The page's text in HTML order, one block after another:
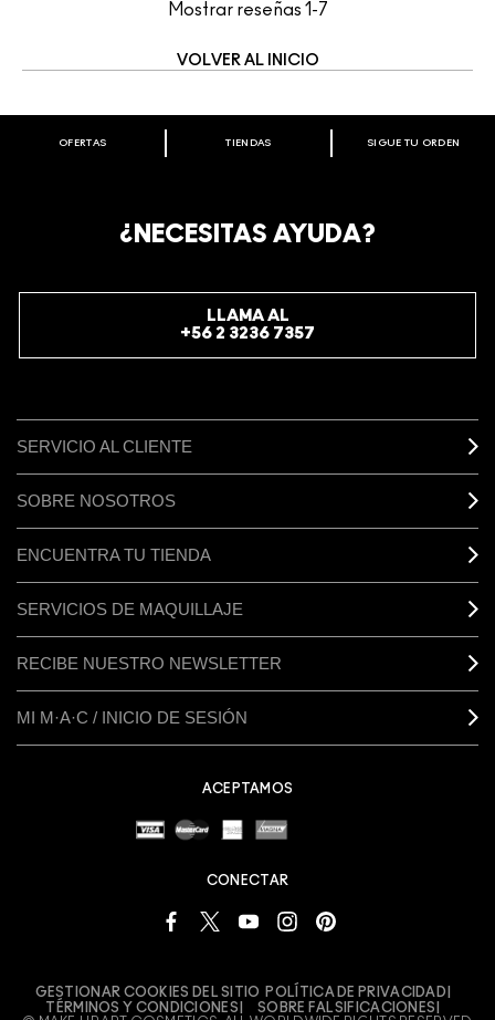
Mostrar reseñas 1-7
VOLVER AL INICIO
BIENVENIDO A M·A·C COSMETICS
REGÍSTRATE AHORA PARA RECIBIR INFORMACIÓN
OFERTAS TIENDAS SIGUE TU ORDEN
¿NECESITAS AYUDA?
LLAMA AL
+56 2 3236 7357
SERVICIO AL CLIENTE
SOBRE NOSOTROS
ENCUENTRA TU TIENDA
SERVICIOS DE MAQUILLAJE
RECIBE NUESTRO NEWSLETTER
MI M·A·C / INICIO DE SESIÓN
ACEPTAMOS
CONECTAR
GESTIONAR COOKIES DEL SITIO
POLÍTICA DE PRIVACIDAD
TÉRMINOS Y CONDICIONES
SOBRE FALSIFICACIONES